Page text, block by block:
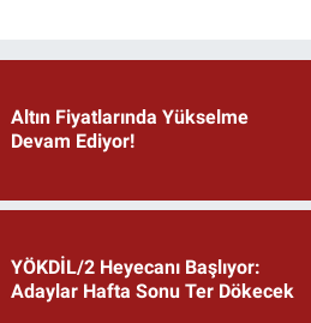
Altın Fiyatlarında Yükselme
Devam Ediyor!
YÖKDİL/2 Heyecanı Başlıyor:
Adaylar Hafta Sonu Ter Dökecek